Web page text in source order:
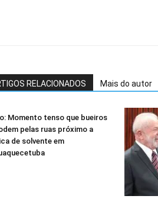
RELACIONADOS Mais do autor
Momento tenso que bueiros
pelas ruas próximo a
de solvente em